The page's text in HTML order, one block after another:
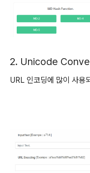
2. Unicode
URL 인코딩에 많이 사용